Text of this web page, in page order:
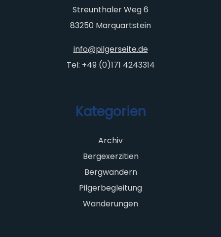
Streunthaler Weg 6
83250 Marquartstein
info@pilgerseite.de
Tel: +49 (0)171 4243314
Kategorien
Archiv
Bergexerzitien
Bergwandern
Pilgerbegleitung
Wanderungen